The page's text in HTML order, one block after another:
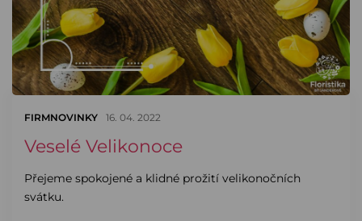
FIRMNOVINKY 16. 04. 2022
Veselé Velikonoce
Přejeme spokojené a klidné prožití velikonočních
svátku.